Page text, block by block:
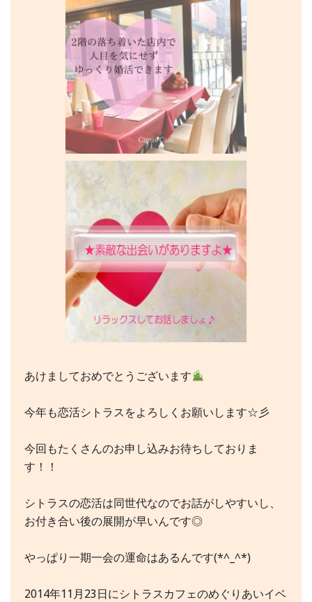
あけましておめでとうございます
今年も恋活シトラスをよろしくお願いします☆彡
今回もたくさんのお申し込みお待ちしておりま
す！！
シトラスの恋活は同世代なのでお話がしやすいし、
お付き合い後の展開が早いんです◎
やっぱり一期一会の運命はあるんです(*^_^*)
2014年11月23日にシトラスカフェのめぐりあいイベ